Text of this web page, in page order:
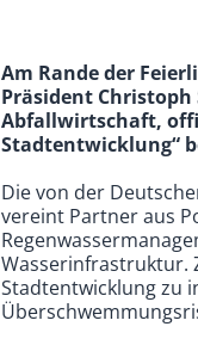
Am Rande der
Präsident Christoph
Abfallwirtschaft,
Stadtentwicklung“
Die von der
vereint Partner aus
Wasserinfrastruktur.
Stadtentwicklung zu